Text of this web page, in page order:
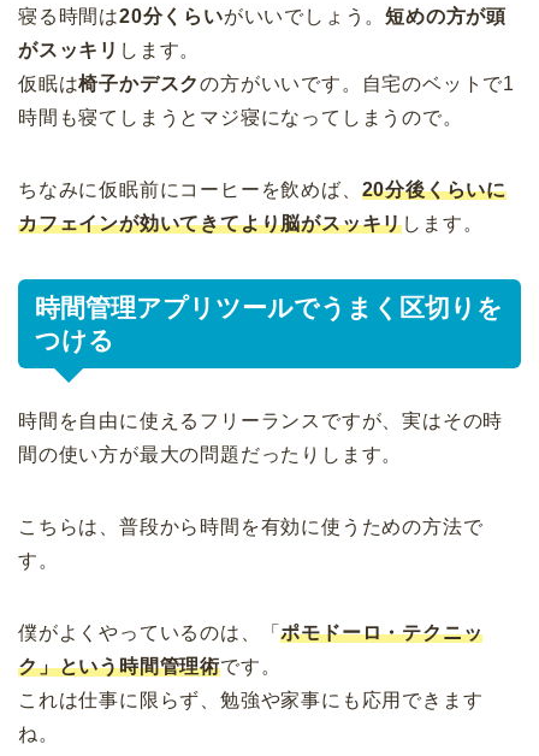
寝る時間は20分くらいがいいでしょう。短めの方が頭
がスッキリ します。
仮眠は椅子かデスクの方がいいです。自宅のベットで1
時間も寝てしまうとマジ寝になってしまうので。
ちなみに仮眠前にコーヒーを飲めば、 20分後くらいに
カフェインが効いてきてより脳がスッキリします。
時間管理アプリツールでうまく区切りを
つける
時間を自由に使えるフリーランスですが、実はその時
間の使い方が最大の問題だったりします。
こちらは、普段から時間を有効に使うための方法で
す。
僕がよくやっているのは、「ポモドーロ・テクニッ
ク」という時間管理術です。
これは仕事に限らず、勉強や家事にも応用できます
ね。